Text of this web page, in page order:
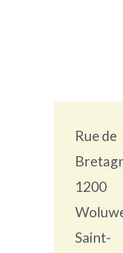
Rue de
1200
Saint-